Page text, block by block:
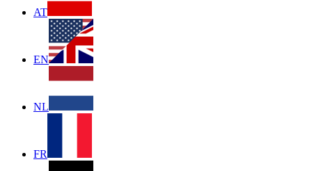
AT
EN
NL
FR